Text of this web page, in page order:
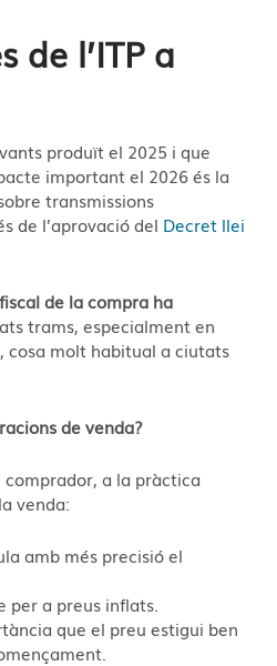
de l’ITP a
produït el 2025 i que
important el 2026 és la
transmissions
de l’aprovació del Decret llei
de la compra ha
trams, especialment en
cosa molt habitual a ciutats
de venda?
comprador, a la pràctica
venda:
amb més precisió el
per a preus inflats.
que el preu estigui ben